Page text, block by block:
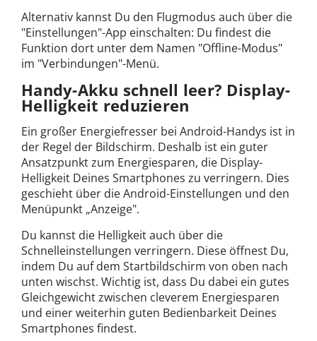
Alternativ kannst Du den Flugmodus auch über die
"Einstellungen"-App einschalten: Du findest die
Funktion dort unter dem Namen "Offline-Modus"
im "Verbindungen"-Menü.
Handy-Akku schnell leer? Display-
Helligkeit reduzieren
Ein großer Energiefresser bei Android-Handys ist in
der Regel der Bildschirm. Deshalb ist ein guter
Ansatzpunkt zum Energiesparen, die Display-
Helligkeit Deines Smartphones zu verringern. Dies
geschieht über die Android-Einstellungen und den
Menüpunkt „Anzeige".
Du kannst die Helligkeit auch über die
Schnelleinstellungen verringern. Diese öffnest Du,
indem Du auf dem Startbildschirm von oben nach
unten wischst. Wichtig ist, dass Du dabei ein gutes
Gleichgewicht zwischen cleverem Energiesparen
und einer weiterhin guten Bedienbarkeit Deines
Smartphones findest.